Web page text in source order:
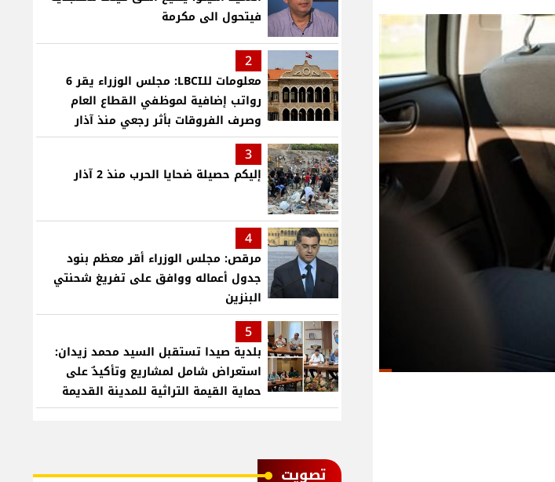
فيتحول الى مكرمة
2
معلومات للـLBCI: مجلس الوزراء يقر 6
رواتب إضافية لموظفي القطاع العام
وصرف الفروقات بأثر رجعي منذ آذار
3
إليكم حصيلة ضحايا الحرب منذ 2 آذار
4
مرقص: مجلس الوزراء أقر معظم بنود
جدول أعماله ووافق على تفريغ شحنتي
البنزين
5
بلدية صيدا تستقبل السيد محمد زيدان:
استعراض شامل لمشاريع وتأكيدٌ على
حماية القيمة التراثية للمدينة القديمة
ﺗﺼﻮﻳﺖ